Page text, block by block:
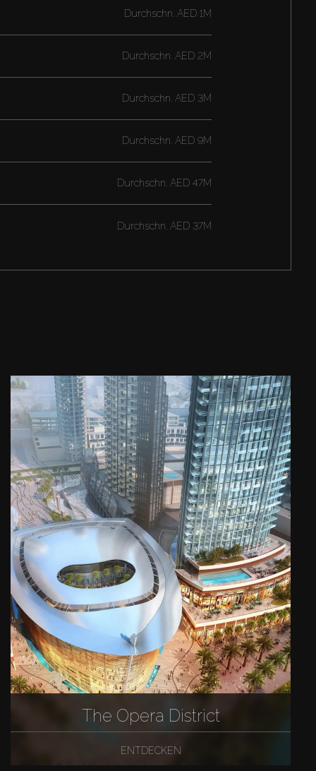
Durchschn. AED 1M
Durchschn. AED 2M
Durchschn. AED 3M
Durchschn. AED 9M
Durchschn. AED 47M
Durchschn. AED 37M
The Opera District
ENTDECKEN